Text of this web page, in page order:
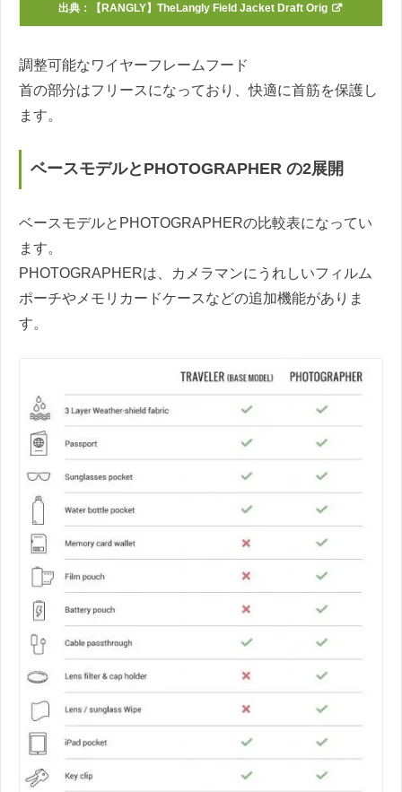
出典： 【RANGLY】TheLangly Field Jacket Draft Orig
調整可能なワイヤーフレームフード
首の部分はフリースになっており、快適に首筋を保護し
ます。
ベースモデルとPHOTOGRAPHER の2展開
ベースモデルとPHOTOGRAPHERの比較表になってい
ます。
PHOTOGRAPHERは、カメラマンにうれしいフィルム
ポーチやメモリカードケースなどの追加機能がありま
す。